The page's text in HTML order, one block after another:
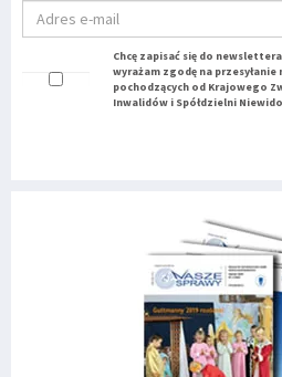
Chcę zapisać się do
wyrażam zgodę na
pochodzących od Krajowego
Inwalidów i Spółdzielni